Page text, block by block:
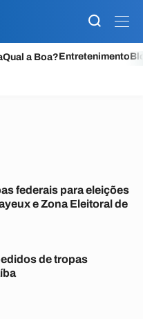
Qual a Boa?Entretenimento
federais para eleições
e Zona Eleitoral de
de tropas